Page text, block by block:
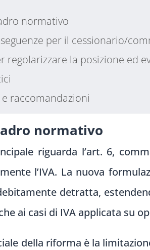
normativo
per il cessionario/
regolarizzare la posizione ed
raccomandazioni
normativo
riguarda l’art. 6,
l’IVA. La nuova
detratta,
ai casi di IVA applicata su
della riforma è la